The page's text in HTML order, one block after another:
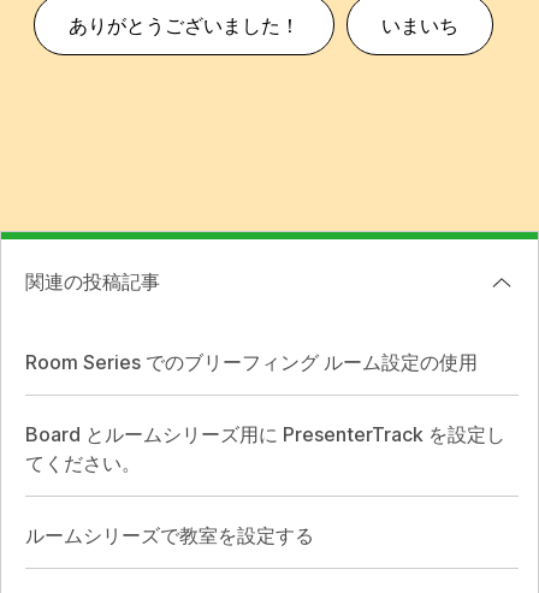
ありがとうございました！ いまいち
関連の投稿記事
Room Series でのブリーフィング ルーム設定の使用
Board とルームシリーズ用に PresenterTrack を設定し
てください。
ルームシリーズで教室を設定する